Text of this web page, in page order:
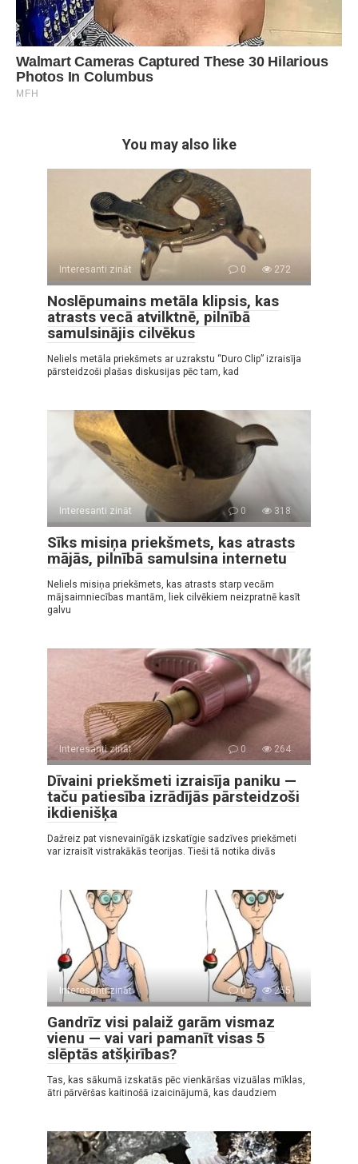
You may also like
Interesanti zināt 0 272
Noslēpumains metāla klipsis, kas
atrasts vecā atvilktnē, pilnībā
samulsinājis cilvēkus
Neliels metāla priekšmets ar uzrakstu “Duro Clip” izraisīja
pārsteidzoši plašas diskusijas pēc tam, kad
Interesanti zināt 0 318
Sīks misiņa priekšmets, kas atrasts
mājās, pilnībā samulsina internetu
Neliels misiņa priekšmets, kas atrasts starp vecām
mājsaimniecības mantām, liek cilvēkiem neizpratnē kasīt
galvu
Interesanti zināt 0 264
Dīvaini priekšmeti izraisīja paniku —
taču patiesība izrādījās pārsteidzoši
ikdienišķa
Dažreiz pat visnevainīgāk izskatīgie sadzīves priekšmeti
var izraisīt vistrakākās teorijas. Tieši tā notika divās
Interesanti zināt 0 255
Gandrīz visi palaiž garām vismaz
vienu — vai vari pamanīt visas 5
slēptās atšķirības?
Tas, kas sākumā izskatās pēc vienkāršas vizuālas mīklas,
ātri pārvēršas kaitinošā izaicinājumā, kas daudziem